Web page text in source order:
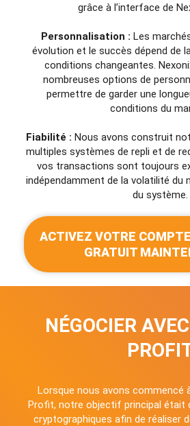
grâce à l’interface de
Personnalisation : Les
évolution et le succès dépend de
conditions changeantes.
nombreuses options de
permettre de garder une
conditions du
Fiabilité : Nous avons construit
multiples systèmes de repli et de
vos transactions sont toujours
indépendamment de la volatilité du
du système.
ACTIVEZ VOTRE
GRATUIT
NÉGOCIER
Lorsque nous avons commencé
Profit, notre objectif principal était
cryptographiques afin de réaliser